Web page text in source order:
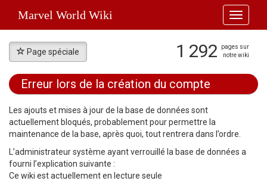
Toggle
Marvel World Wiki
Page spéciale 1 292
pages sur
notre wiki
Erreur lors de la création du compte
Les ajouts et mises à jour de la base de données sont
actuellement bloqués, probablement pour permettre la
maintenance de la base, après quoi, tout rentrera dans l’ordre.
L’administrateur système ayant verrouillé la base de données a
fourni l’explication suivante :
Ce wiki est actuellement en lecture seule